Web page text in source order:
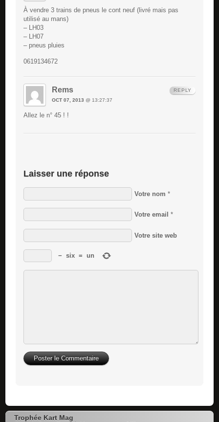
À vendre 3 trains de pneus le cont neuf (livré mais pas
utilisé au mans)
– LH03
– LH07
– pneus pluies
0619134672
Rems
OCT 07, 2013 @ 13:27:37
Allez le n° 45 ! !
REPLY
Laisser une réponse
Votre nom *
Votre email *
Votre site web
− six = un
Trophée Kart Mag